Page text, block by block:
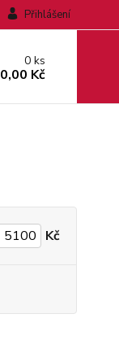
Přihlášení
0ks
0,00 Kč
Kč